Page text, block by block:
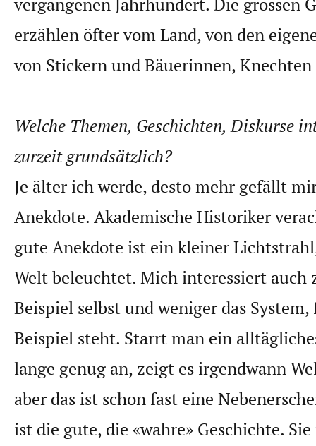
vergangenen Jahrhundert. Die grossen
erzählen öfter vom Land, von den
von Stickern und Bäuerinnen,
Welche Themen, Geschichten, Diskurse
zurzeit grundsätzlich?
Je älter ich werde, desto mehr gefällt
Anekdote. Akademische Historiker
gute Anekdote ist ein kleiner
Welt beleuchtet. Mich interessiert auch
Beispiel selbst und weniger das
Beispiel steht. Starrt man ein
lange genug an, zeigt es irgendwann
aber das ist schon fast eine
ist die gute, die «wahre» Geschichte. Sie